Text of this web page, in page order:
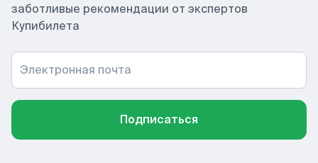
заботливые рекомендации от экспертов
Купибилета
Электронная почта
Подписаться